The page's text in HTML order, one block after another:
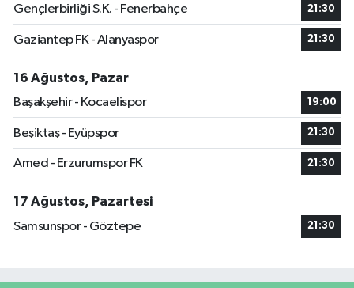
Gençlerbirliği S.K. - Fenerbahçe 21:30
Gaziantep FK - Alanyaspor 21:30
16 Ağustos, Pazar
Başakşehir - Kocaelispor
19:00
Beşiktaş - Eyüpspor 21:30
Amed - Erzurumspor FK 21:30
17 Ağustos, Pazartesi
Samsunspor - Göztepe
21:30